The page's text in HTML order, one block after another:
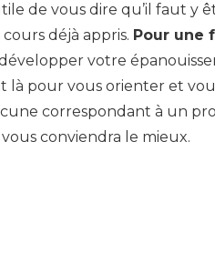
de vous dire qu’il faut y
déjà appris. Pour une
votre
là pour vous orienter et
correspondant à un
conviendra le mieux.